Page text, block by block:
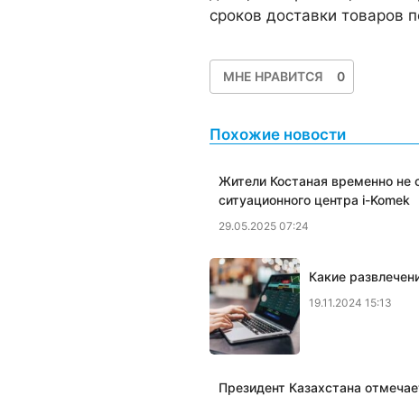
сроков доставки товаров
МНЕ НРАВИТСЯ 0
Похожие новости
Жители Костаная временно не
ситуационного центра i-Komek
29.05.2025 07:24
Какие
19.11.2024 15:13
Президент Казахстана